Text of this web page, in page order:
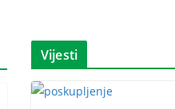
Vijesti